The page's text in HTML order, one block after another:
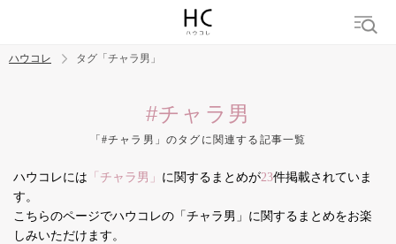
結婚 セックス カップル 男の本音 モテテク 婚活
ハウコレ タグ「チャラ男」
#チャラ男
「#チャラ男」のタグに関連する記事一覧
ハウコレには 「チャラ男」 に関するまとめが23件掲載されていま
す。
こちらのページでハウコレの「チャラ男」に関するまとめをお楽
しみいただけます。